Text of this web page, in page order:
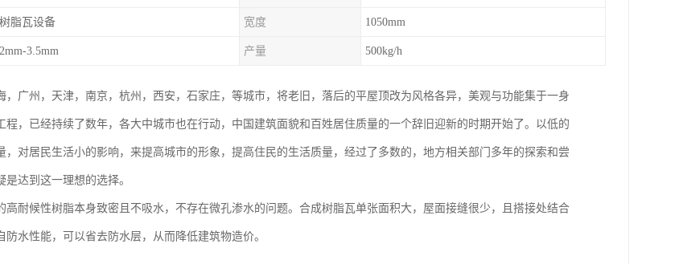
树脂瓦设备 宽度 1050mm
2mm-3.5mm 产量 500kg/h
，广州，天津，南京，杭州，西安，石家庄，等城市，将老旧，落后的平屋顶改为风格各异，美观与功能集于一身
程，已经持续了数年，各大中城市也在行动，中国建筑面貌和百姓居住质量的一个辞旧迎新的时期开始了。以低的
，对居民生活小的影响，来提高城市的形象，提高住民的生活质量，经过了多数的，地方相关部门多年的探索和尝
达到这一理想的选择。
高耐候性树脂本身致密且不吸水，不存在微孔渗水的问题。合成树脂瓦单张面积大，屋面接缝很少，且搭接处结合
防水性能，可以省去防水层，从而降低建筑物造价。